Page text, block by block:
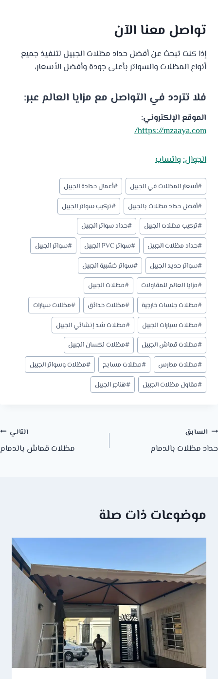
تواصل معنا الآن
إذا كنت تبحث عن أفضل حداد مظلات الجبيل لتنفيذ جميع
أنواع المظلات والسواتر بأعلى جودة وأفضل الأسعار،
فلا تتردد في التواصل مع مزايا العالم عبر:
الموقع الإلكتروني:
https://mzaaya.com/
الجوال:واتساب
وسوم
المقال:
#أسعار المظلات في الجبيل #أعمال حدادة الجبيل
#أفضل حداد مظلات بالجبيل #تركيب سواتر الجبيل
#تركيب مظلات الجبيل #حداد سواتر الجبيل
#حداد مظلات الجبيل #سواتر PVC الجبيل #سواتر الجبيل
#سواتر حديد الجبيل #سواتر خشبية الجبيل
#مزايا العالم للمقاولات #مظلات الجبيل
#مظلات جلسات خارجية #مظلات حدائق #مظلات سيارات
#مظلات سيارات الجبيل #مظلات شد إنشائي الجبيل
#مظلات قماش الجبيل #مظلات لكسان الجبيل
#مظلات مدارس #مظلات مسابح #مظلات وسواتر الجبيل
#مقاول مظلات الجبيل #هناجر الجبيل
تصفّح
المقالات
السابق
حداد مظلات بالدمام
التالي
مظلات قماش بالدمام
موضوعات ذات صلة